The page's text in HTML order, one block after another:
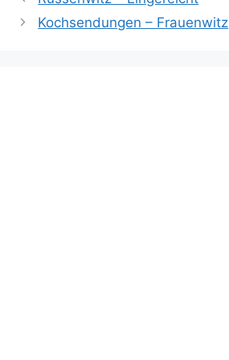
Kochsendungen – Frauenwitz